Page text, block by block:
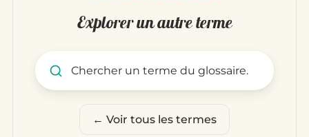
Explorer un autre terme
← Voir tous les termes